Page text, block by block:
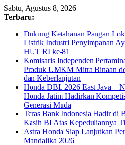
Sabtu, Agustus 8, 2026
Terbaru:
Dukung Ketahanan Pangan
Listrik Industri Penyimpanan
HUT RI ke-81
Komisaris Independen
Produk UMKM Mitra Binaan
dan Keberlanjutan
Honda DBL 2026 East Java –
Honda Jatim Hadirkan
Generasi Muda
Teras Bank Indonesia Hadir di
Kasih BI Atas Kepeduliannya
Astra Honda Siap Lanjutkan
Mandalika 2026